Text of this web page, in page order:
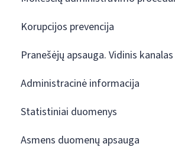
Korupcijos prevencija
Pranešėjų apsauga. Vidinis kanalas
Administracinė informacija
Statistiniai duomenys
Asmens duomenų apsauga